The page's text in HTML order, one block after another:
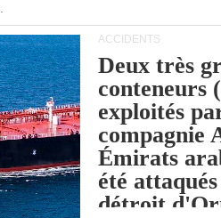
ACCIDENTS
Deux très
conteneurs
exploités
compagnie
Émirats
été
détroit